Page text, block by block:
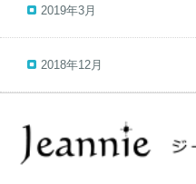
2019年3月
2018年12月